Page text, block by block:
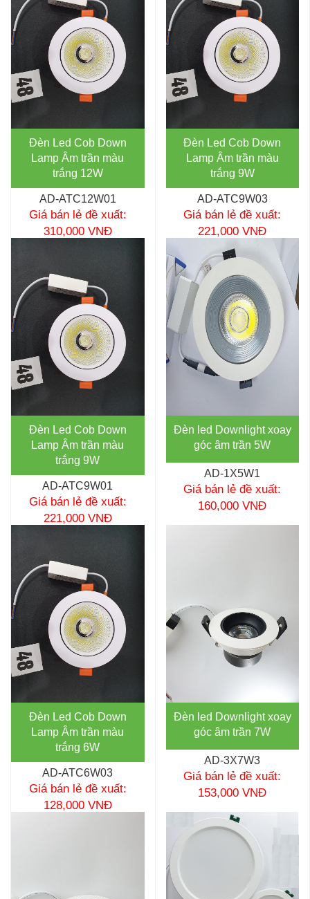
Đèn Led Cob Down
Lamp Âm trần màu
trắng 12W
AD-ATC12W01
Giá bán lẻ đề xuất:
310,000 VNĐ
Đèn Led Cob Down
Lamp Âm trần màu
trắng 9W
AD-ATC9W03
Giá bán lẻ đề xuất:
221,000 VNĐ
Đèn Led Cob Down
Lamp Âm trần màu
trắng 9W
AD-ATC9W01
Giá bán lẻ đề xuất:
221,000 VNĐ
Đèn led Downlight xoay
góc âm trần 5W
AD-1X5W1
Giá bán lẻ đề xuất:
160,000 VNĐ
Đèn Led Cob Down
Lamp Âm trần màu
trắng 6W
AD-ATC6W03
Giá bán lẻ đề xuất:
128,000 VNĐ
Đèn led Downlight xoay
góc âm trần 7W
AD-3X7W3
Giá bán lẻ đề xuất:
153,000 VNĐ